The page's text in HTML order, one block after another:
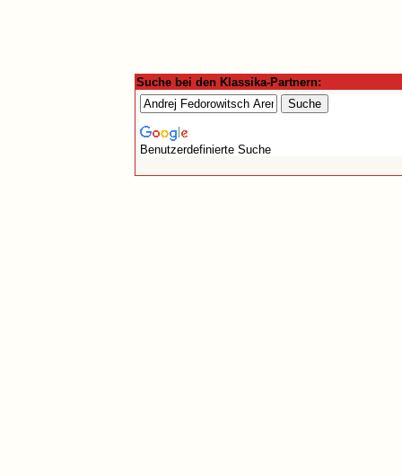
Suche bei den Klassika-Partnern:
Benutzerdefinierte Suche